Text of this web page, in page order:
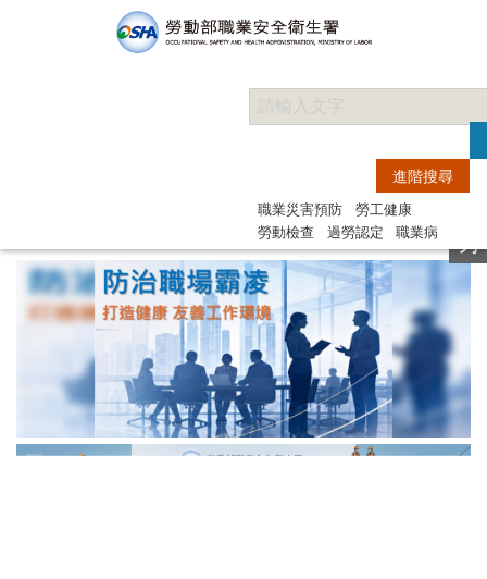
職業災害預防
勞工健康
勞動檢查
過勞認定 職業病
快
列